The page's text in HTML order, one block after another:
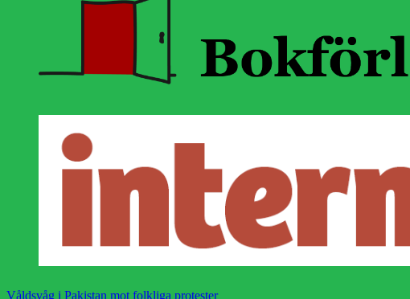
Våldsvåg i Pakistan mot folkliga protester